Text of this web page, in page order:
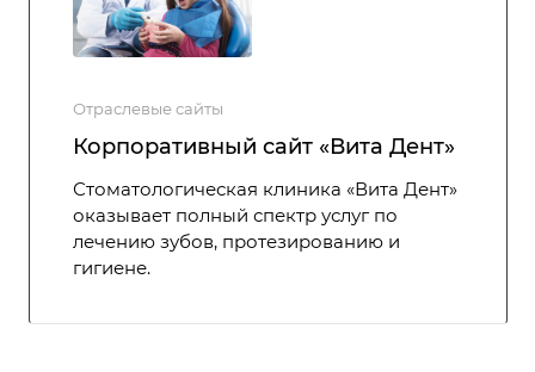
Отраслевые сайты
Корпоративный сайт «Вита Дент»
Стоматологическая клиника «Вита Дент»
оказывает полный спектр услуг по
лечению зубов, протезированию и
гигиене.